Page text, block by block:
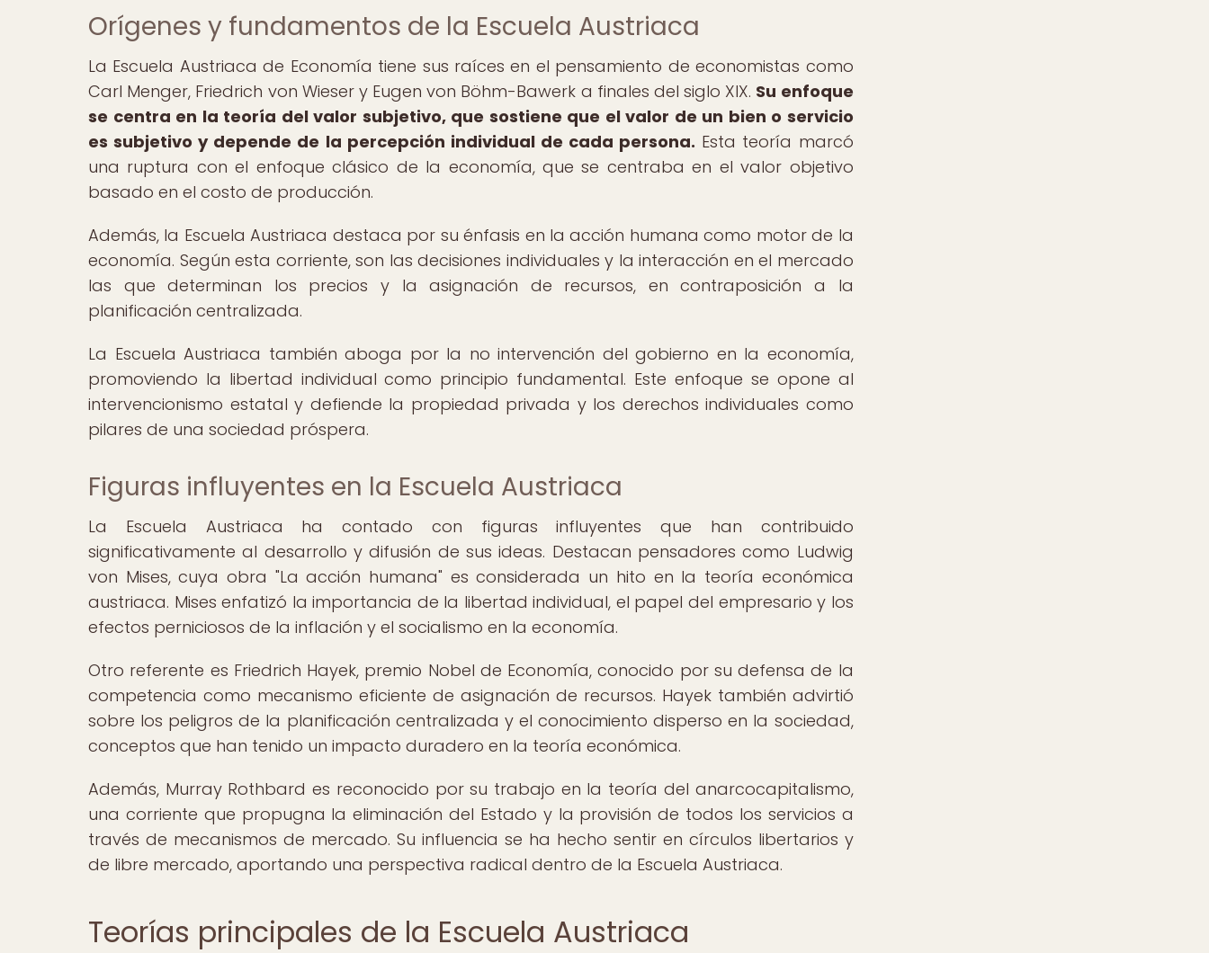
Orígenes y fundamentos de la Escuela Austriaca
La Escuela Austriaca de Economía tiene sus raíces en el pensamiento de economistas como
Carl Menger, Friedrich von Wieser y Eugen von Böhm-Bawerk a finales del siglo XIX. Su enfoque
se centra en la teoría del valor subjetivo, que sostiene que el valor de un bien o servicio
es subjetivo y depende de la percepción individual de cada persona. Esta teoría marcó
una ruptura con el enfoque clásico de la economía, que se centraba en el valor objetivo
basado en el costo de producción.
Además, la Escuela Austriaca destaca por su énfasis en la acción humana como motor de la
economía. Según esta corriente, son las decisiones individuales y la interacción en el mercado
las que determinan los precios y la asignación de recursos, en contraposición a la
planificación centralizada.
La Escuela Austriaca también aboga por la no intervención del gobierno en la economía,
promoviendo la libertad individual como principio fundamental. Este enfoque se opone al
intervencionismo estatal y defiende la propiedad privada y los derechos individuales como
pilares de una sociedad próspera.
Figuras influyentes en la Escuela Austriaca
La Escuela Austriaca ha contado con figuras influyentes que han contribuido
significativamente al desarrollo y difusión de sus ideas. Destacan pensadores como Ludwig
von Mises, cuya obra "La acción humana" es considerada un hito en la teoría económica
austriaca. Mises enfatizó la importancia de la libertad individual, el papel del empresario y los
efectos perniciosos de la inflación y el socialismo en la economía.
Otro referente es Friedrich Hayek, premio Nobel de Economía, conocido por su defensa de la
competencia como mecanismo eficiente de asignación de recursos. Hayek también advirtió
sobre los peligros de la planificación centralizada y el conocimiento disperso en la sociedad,
conceptos que han tenido un impacto duradero en la teoría económica.
Además, Murray Rothbard es reconocido por su trabajo en la teoría del anarcocapitalismo,
una corriente que propugna la eliminación del Estado y la provisión de todos los servicios a
través de mecanismos de mercado. Su influencia se ha hecho sentir en círculos libertarios y
de libre mercado, aportando una perspectiva radical dentro de la Escuela Austriaca.
Teorías principales de la Escuela Austriaca